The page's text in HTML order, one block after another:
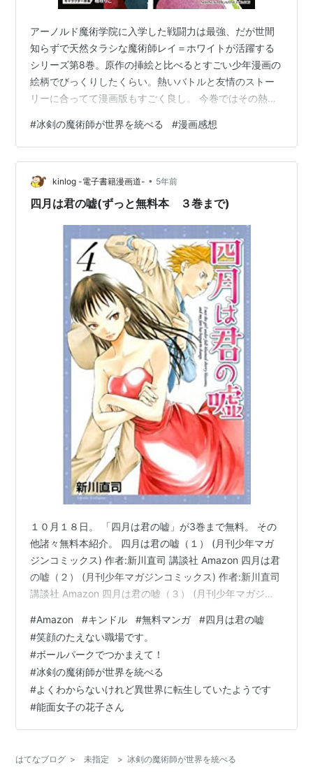
アーノルド魔術学院に入学した戦闘力は最強、だが世間
知らずで天然タラシな魔術師レイ＝ホワイトが活躍する
シリーズ第8巻。原作の挿絵と比べるとすごい少年漫画の
絵柄でびっくりしたくらい。熱いバトルと友情のストー
リーに合ってて漫画版もすごく良し。 今巻ではその熱さ
ーヌの頂上決戦クライマックス。拳で語り合う二人の淑
女の友情が見開きで炸裂しており魔術学院とは…戦闘力
が力こそパワー。正しく友情・努力・勝利でした。魔
術… (相当高度な魔術を繰り出しての決戦だったので、魔
術師対決としてもたぶん上位のものだと思います) エピソ
#冰剣の魔術師が世界を統べる #漫画感想
kinlog -電子書籍漫画道- • 5年前
四月は君の嘘(ずっと無料本 ３巻まで)
１０月１８日。 「四月は君の嘘」が3巻まで無料。 その
他諸々無料本紹介。 四月は君の嘘（１） (月刊少年マガ
ジンコミックス) 作者:新川直司 講談社 Amazon 四月は君
の嘘（２） (月刊少年マガジンコミックス) 作者:新川直司
講談社 Amazon 四月は君の嘘（３） (月刊少年マガジン
い職場です。（１） (コミックＤＡＹＳコミックス) 作者:
くずしろ 講談社 Amazon ボールパークでつかまえて！
（１） (モーニングコミックス) 作者:須賀達郎 講談社
Amazon 冰剣の魔術師が世界を統べる 世界最強の魔術師
である少年は…
#Amazon #キンドル #無料マンガ #四月は君の嘘
#笑顔のたえない職場です。
#ボールパークでつかまえて！
#冰剣の魔術師が世界を統べる
#よくわからないけれど異世界に転生していたようです
#能面女子の花子さん
はてなブログ > 未指定 > 冰剣の魔術師が世界を統べる